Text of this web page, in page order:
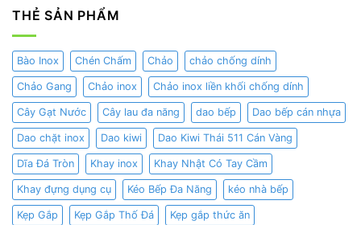
Gia
ăn
inox
THẺ SẢN PHẨM
Bào Inox Chén Chấm Chảo chảo chống dính
Chảo Gang Chảo inox Chảo inox liền khối chống dính
Cây Gạt Nước Cây lau đa năng dao bếp Dao bếp cán nhựa
Dao chặt inox Dao kiwi Dao Kiwi Thái 511 Cán Vàng
Dĩa Đá Tròn Khay inox Khay Nhật Có Tay Cầm
Khay đựng dụng cụ Kéo Bếp Đa Năng kéo nhà bếp
Kẹp Gắp Kẹp Gắp Thố Đá Kẹp gắp thức ăn